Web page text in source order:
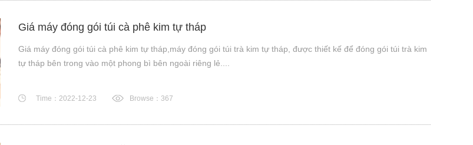
Giá máy đóng gói túi cà phê kim tự tháp
Giá máy đóng gói túi cà phê kim tự tháp,máy đóng gói túi trà kim tự tháp, được thiết kế để đóng gói túi trà kim
tự tháp bên trong vào một phong bì bên ngoài riêng lẻ....
Time：2022-12-23 Browse：367